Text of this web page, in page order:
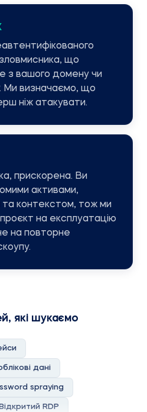
що
з вашого домену чи
Ми визначаємо, що
ніж атакувати.
прискорена. Ви
активами,
та контекстом, тож ми
на експлуатацію
на повторне
які шукаємо
дані
spraying
Відкритий RDP